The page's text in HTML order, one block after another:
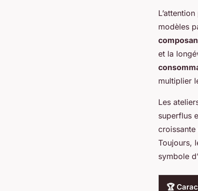
modèles
et la
multiplier
Les
superflus
croissante
Toujours,
symbole
🏆